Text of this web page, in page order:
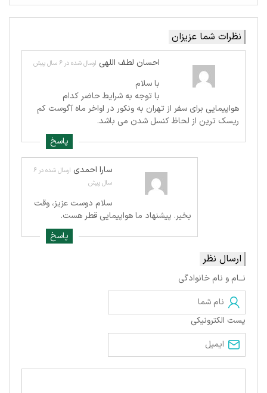
نظرات شما عزیزان
احسان لطف اللهی ارسال شده در 6 سال پیش
با سلام
با توجه به شرایط حاضر کدام
هواپیمایی برای سفر از تهران به ونکور در اواخر ماه آگوست کم
ریسک ترین از لحاظ کنسل شدن می باشد.
پاسخ
سارا احمدی
ارسال شده در 6
سال پیش
سلام دوست عزیز، وقت
بخیر. پیشنهاد ما هواپیمایی قطر هست.
پاسخ
ارسال نظر
نــام و نام خانوادگی
پست الکترونیکی